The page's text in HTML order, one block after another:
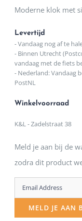
Moderne klok met
Levertijd
- Vandaag nog af te
- Binnen Utrecht
vandaag met de fiets
- Nederland: Vandaag
PostNL
Winkelvoorraad
K&L - Zadelstraat 38
Meld je aan bij de
zodra dit product
Enter
your
email
MELD JE AAN